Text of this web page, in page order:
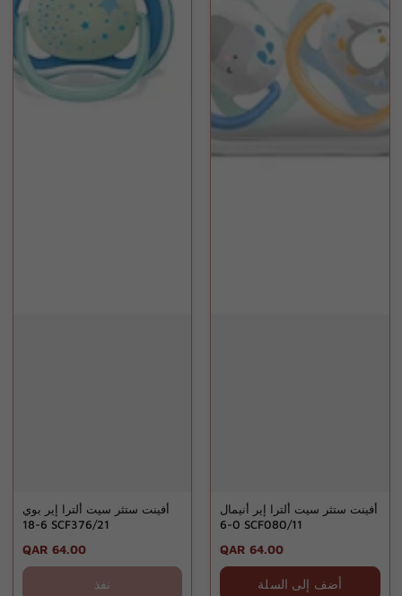
أفينت ستثر سيت ألترا إير بوي
6-18 SCF376/21
Regular
price
QAR 64.00
نفذ
أفينت ستثر سيت ألترا إير أنيمال
0-6 SCF080/11
Regular
price
QAR 64.00
أضف إلى السلة